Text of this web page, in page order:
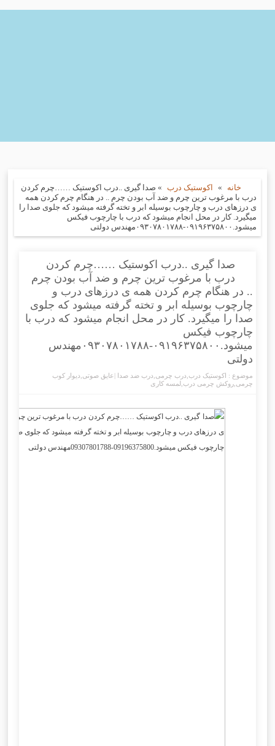
خانه » اکوستیک درب » صدا گیری ..درب اکوستیک ……چرم کردن
درب با مرغوب ترین چرم و ضد آب بودن چرم .. در هنگام چرم کردن همه
ی درزهای درب و چارچوب بوسیله ابر و تخته گرفته میشود که جلوی صدا را
میگیرد. کار در محل انجام میشود که درب با چارچوب فیکس
میشود.۰۹۱۹۶۳۷۵۸۰۰-۰۹۳۰۷۸۰۱۷۸۸مهندس دولتی
صدا گیری ..درب اکوستیک ……چرم کردن
درب با مرغوب ترین چرم و ضد آب بودن چرم
.. در هنگام چرم کردن همه ی درزهای درب و
چارچوب بوسیله ابر و تخته گرفته میشود که جلوی
صدا را میگیرد. کار در محل انجام میشود که درب با
چارچوب فیکس
میشود.۰۹۱۹۶۳۷۵۸۰۰-۰۹۳۰۷۸۰۱۷۸۸مهندس
دولتی
موضوع : اکوستیک درب درب چرمی درب ضد صدا |عایق صوتی دیوار کوب
چرمی ,روکش چرمی درب لمسه کاری